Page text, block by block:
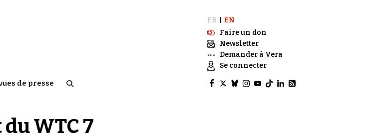
de presse
FR
EN
Faire un don
Newsletter
Demander à Vera
Se connecter
WTC 7